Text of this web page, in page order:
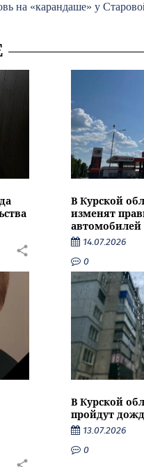
на «карандаше» у
В Курской
изменят
автомобилей
14.07.2026
0
В Курской
пройдут
13.07.2026
0